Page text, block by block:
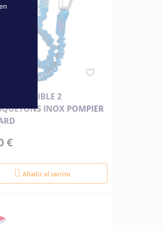
EXTENSIBLE 2
INOX POMPIER
€
Añadir al carrito